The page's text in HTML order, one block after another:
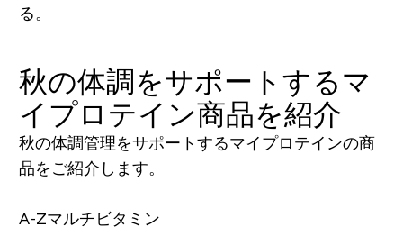
る。
秋の体調をサポートするマ
イプロテイン商品を紹介
秋の体調管理をサポートするマイプロテインの商
品をご紹介します。
A-Zマルチビタミン